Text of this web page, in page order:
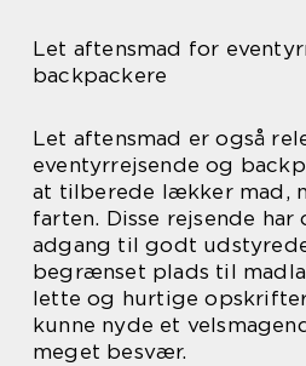
Let aftensmad for
backpackere
Let aftensmad er også
eventyrrejsende og
at tilberede lækker mad,
farten. Disse rejsende
adgang til godt
begrænset plads til
lette og hurtige
kunne nyde et
meget besvær.